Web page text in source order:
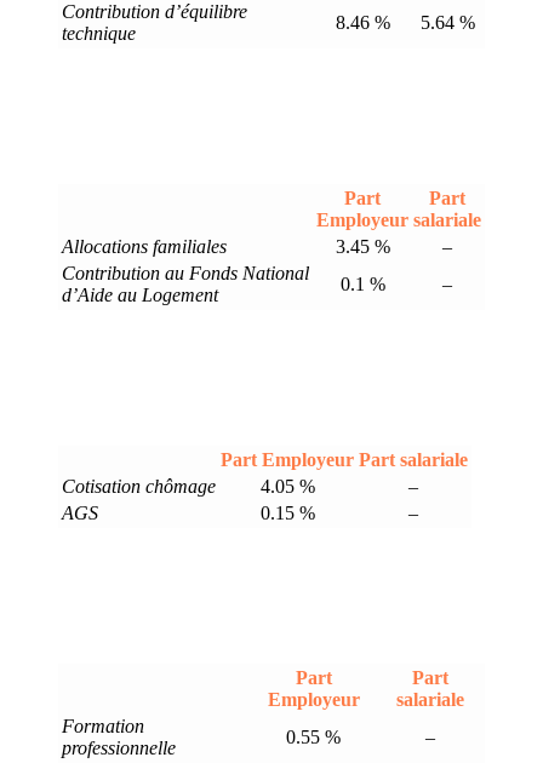
Contribution d’équilibre
technique
8.46 % 5.64 %
Part
Employeur
Part
salariale
Allocations familiales
3.45 %
–
Contribution au Fonds National
d’Aide au Logement
0.1 % –
Part Employeur Part salariale
Cotisation chômage
4.05 %
–
AGS
0.15 % –
Part
Employeur
Part
salariale
Formation
professionnelle
0.55 %
–